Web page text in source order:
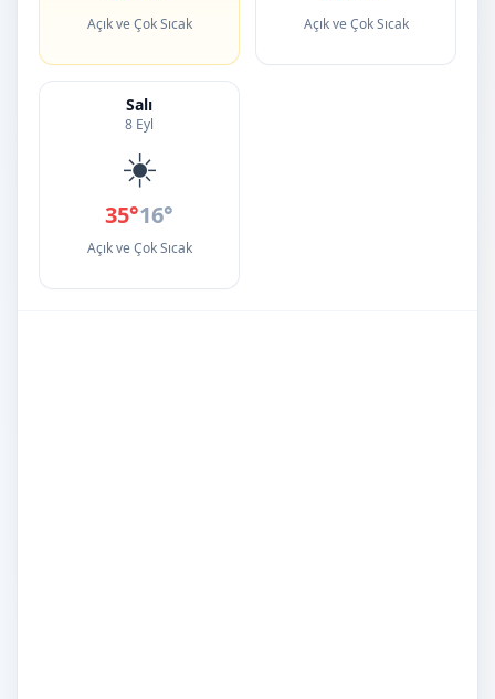
Açık ve Çok Sıcak Açık ve Çok Sıcak
Salı
8 Eyl
☀️
35°16°
Açık ve Çok Sıcak